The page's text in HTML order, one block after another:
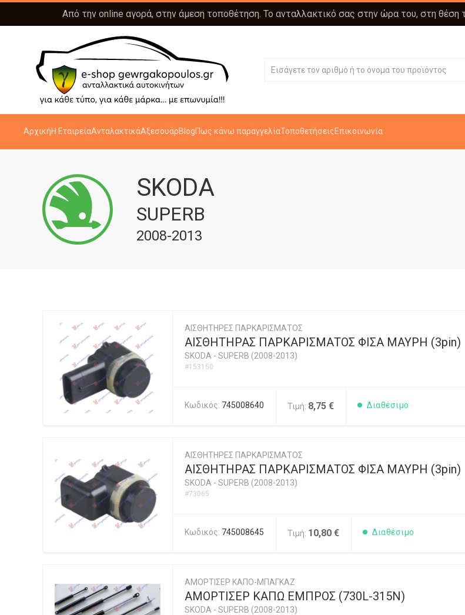
Από την online αγορά, στην άμεση τοποθέτηση. Το ανταλλακτικό σας στην ώρα του, στη θέση
ΑρχικήΗ ΕταιρείαΑνταλακτικάΑξεσουάρBlogΠως κάνω παραγγελίαΤοποθετήσειςΕπικοινωνία
SKODA
SUPERB
2008-2013
ΑΙΣΘΗΤΗΡΕΣ ΠΑΡΚΑΡΙΣΜΑΤΟΣ
ΑΙΣΘΗΤΗΡΑΣ ΠΑΡΚΑΡΙΣΜΑΤΟΣ ΦΙΣΑ ΜΑΥΡΗ (3pin)
SKODA - SUPERB (2008-2013)
#153150
Κωδικός: 745008640 Τιμή: 8,75 € Διαθέσιμο
ΑΙΣΘΗΤΗΡΕΣ ΠΑΡΚΑΡΙΣΜΑΤΟΣ
ΑΙΣΘΗΤΗΡΑΣ ΠΑΡΚΑΡΙΣΜΑΤΟΣ ΦΙΣΑ ΜΑΥΡΗ (3pin)
SKODA - SUPERB (2008-2013)
#73065
Κωδικός: 745008645 Τιμή: 10,80 € Διαθέσιμο
ΑΜΟΡΤΙΣΕΡ ΚΑΠΟ-ΜΠΑΓΚΑΖ
ΑΜΟΡΤΙΣΕΡ ΚΑΠΩ ΕΜΠΡΟΣ (730L-315N)
SKODA - SUPERB (2008-2013)